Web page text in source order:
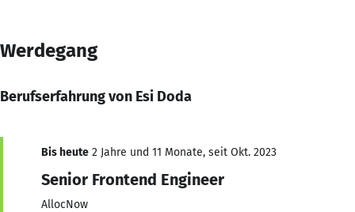
Werdegang
Berufserfahrung von Esi Doda
Bis heute 2 Jahre und 11 Monate, seit Okt. 2023
Senior Frontend Engineer
AllocNow